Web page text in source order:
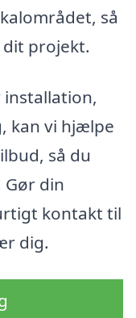
så
projekt.
kan vi hjælpe
så du
din
kontakt til
dig.